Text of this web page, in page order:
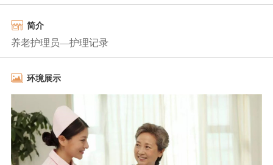
简介
养老护理员—护理记录
环境展示